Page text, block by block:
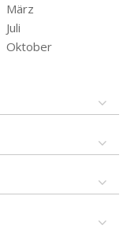
März
Juli
Oktober